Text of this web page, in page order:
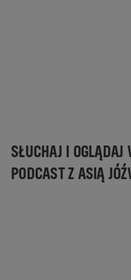
Aby zobaczyć tę
ustawienia ciasteczek.
SŁUCHAJ I OGLĄDAJ
PODCAST Z ASIĄ